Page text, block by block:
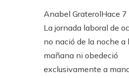
Anabel GraterolHace 7
La jornada laboral de
no nació de la noche a
mañana ni obedeció
exclusivamente a